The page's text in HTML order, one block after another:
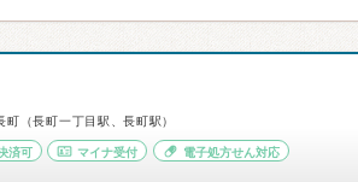
（長町一丁目駅、長町駅）
済可 マイナ受付 電子処方せん対応